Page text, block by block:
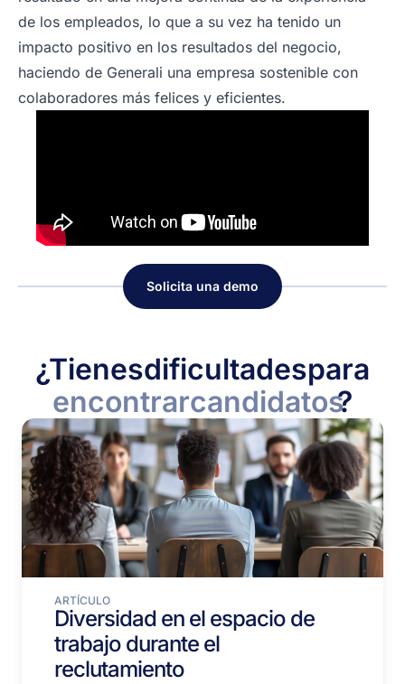
de los empleados, lo que a su vez ha tenido un
impacto positivo en los resultados del negocio,
haciendo de Generali una empresa sostenible con
colaboradores más felices y eficientes.
Solicita una demo
¿Tienesdificultadespara
encontrarcandidatos?
ARTÍCULO
Diversidad en el espacio de
trabajo durante el
reclutamiento